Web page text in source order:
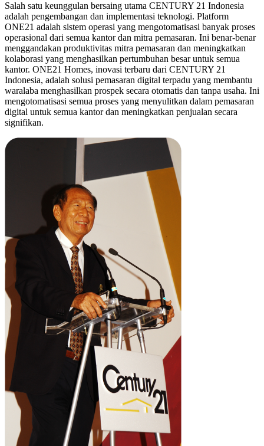
Salah satu keunggulan bersaing utama CENTURY 21 Indonesia
adalah pengembangan dan implementasi teknologi. Platform
ONE21 adalah sistem operasi yang mengotomatisasi banyak proses
operasional dari semua kantor dan mitra pemasaran. Ini benar-benar
menggandakan produktivitas mitra pemasaran dan meningkatkan
kolaborasi yang menghasilkan pertumbuhan besar untuk semua
kantor. ONE21 Homes, inovasi terbaru dari CENTURY 21
Indonesia, adalah solusi pemasaran digital terpadu yang membantu
waralaba menghasilkan prospek secara otomatis dan tanpa usaha. Ini
mengotomatisasi semua proses yang menyulitkan dalam pemasaran
digital untuk semua kantor dan meningkatkan penjualan secara
signifikan.